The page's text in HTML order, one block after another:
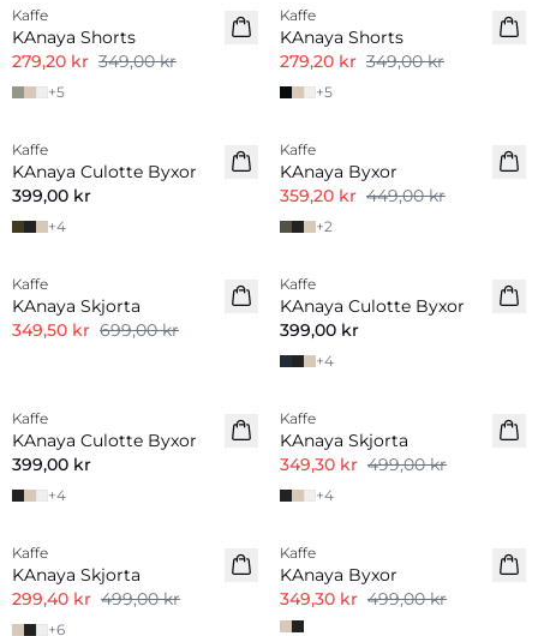
Kaffe
KAnaya Shorts
279,20 kr 349,00 kr
+5
Kaffe
KAnaya Shorts
279,20 kr 349,00 kr
+5
Kaffe
KAnaya Culotte Byxor
399,00 kr
+4
Kaffe
KAnaya Byxor
359,20 kr 449,00 kr
+2
Kaffe
KAnaya Skjorta
349,50 kr 699,00 kr
Kaffe
KAnaya Culotte Byxor
399,00 kr
+4
Kaffe
KAnaya Culotte Byxor
399,00 kr
+4
Kaffe
KAnaya Skjorta
349,30 kr 499,00 kr
+4
Kaffe
KAnaya Skjorta
299,40 kr 499,00 kr
+6
Kaffe
KAnaya Byxor
349,30 kr 499,00 kr